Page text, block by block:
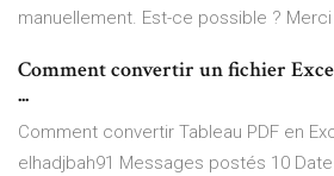
manuellement. Est-ce possible ? Merci
Comment convertir un fichier
...
Comment convertir Tableau PDF en
elhadjbah91 Messages postés 10